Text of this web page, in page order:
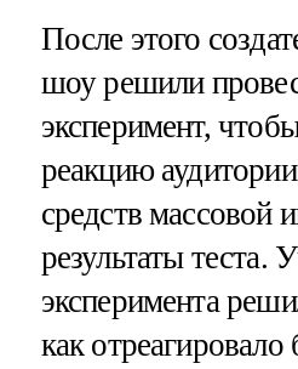
После этого
шоу решили
эксперимент,
реакцию
средств массовой
результаты теста.
эксперимента
как